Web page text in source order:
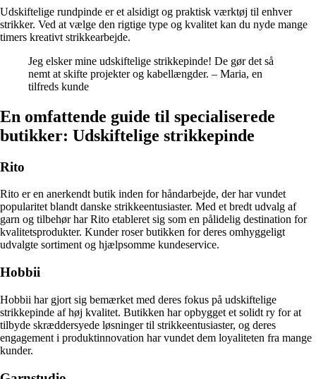
Udskiftelige rundpinde er et alsidigt og praktisk værktøj til enhver
strikker. Ved at vælge den rigtige type og kvalitet kan du nyde mange
timers kreativt strikkearbejde.
Jeg elsker mine udskiftelige strikkepinde! De gør det så
nemt at skifte projekter og kabellængder. – Maria, en
tilfreds kunde
En omfattende guide til specialiserede
butikker: Udskiftelige strikkepinde
Rito
Rito er en anerkendt butik inden for håndarbejde, der har vundet
popularitet blandt danske strikkeentusiaster. Med et bredt udvalg af
garn og tilbehør har Rito etableret sig som en pålidelig destination for
kvalitetsprodukter. Kunder roser butikken for deres omhyggeligt
udvalgte sortiment og hjælpsomme kundeservice.
Hobbii
Hobbii har gjort sig bemærket med deres fokus på udskiftelige
strikkepinde af høj kvalitet. Butikken har opbygget et solidt ry for at
tilbyde skræddersyede løsninger til strikkeentusiaster, og deres
engagement i produktinnovation har vundet dem loyaliteten fra mange
kunder.